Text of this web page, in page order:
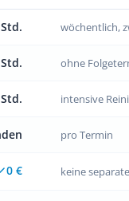
wöchentlich,
ohne
intensive
pro Termin
0 € keine